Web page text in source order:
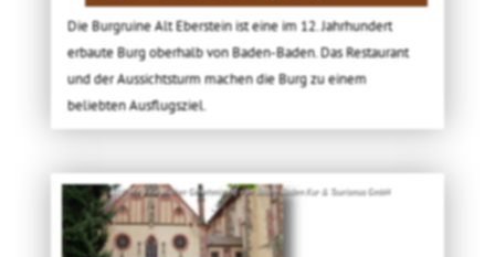
Die Burgruine Alt Eberstein ist eine im 12. Jahrhundert
erbaute Burg oberhalb von Baden-Baden. Das Restaurant
und der Aussichtsturm machen die Burg zu einem
beliebten Ausflugsziel.
Bild: Mit freundlicher Genehmigung von Baden-Baden Kur & Tourismus GmbH